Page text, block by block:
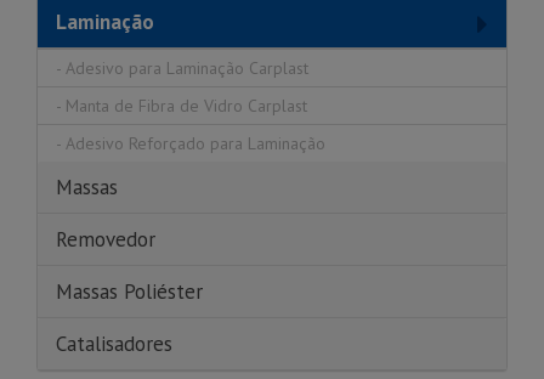
Laminação
- Adesivo para Laminação Carplast
- Manta de Fibra de Vidro Carplast
- Adesivo Reforçado para Laminação
Massas
Removedor
Massas Poliéster
Catalisadores